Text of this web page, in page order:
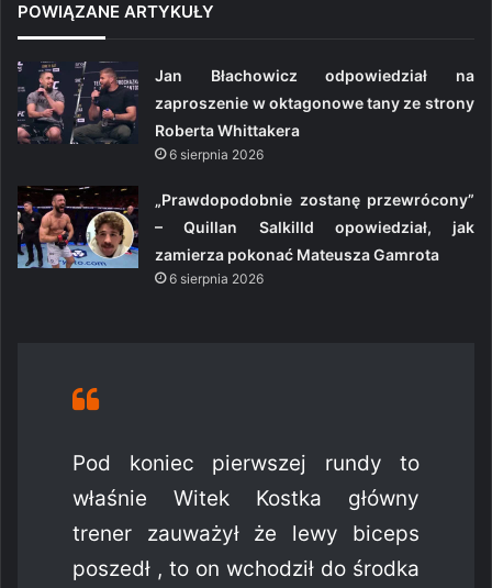
POWIĄZANE ARTYKUŁY
Jan Błachowicz odpowiedział na
zaproszenie w oktagonowe tany ze strony
Roberta Whittakera
6 sierpnia 2026
„Prawdopodobnie zostanę przewrócony”
– Quillan Salkilld opowiedział, jak
zamierza pokonać Mateusza Gamrota
6 sierpnia 2026
Pod koniec pierwszej rundy to
właśnie Witek Kostka główny
trener zauważył że lewy biceps
poszedł , to on wchodził do środka